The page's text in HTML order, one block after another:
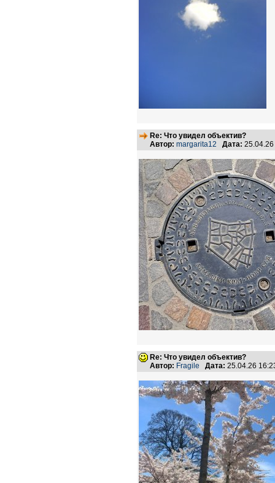
Re: Что увидел объектив?
Автор: margarita12 Дата:
Re: Что увидел объектив?
Автор: Fragile Дата: 25.04.26